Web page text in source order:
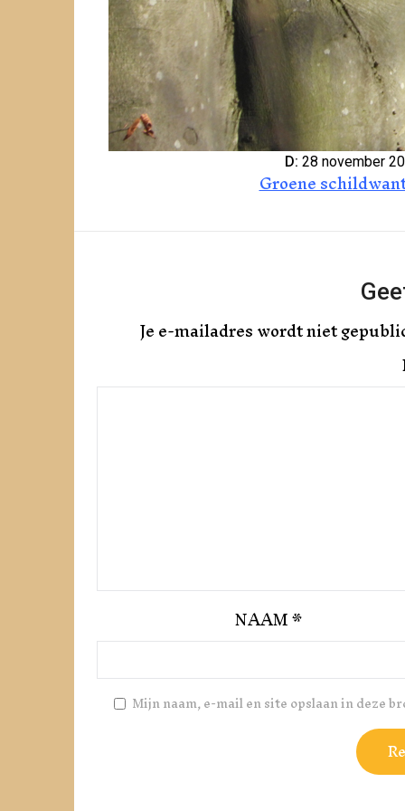
D: 28 november
Groene
Je e-mailadres wordt niet
NAAM*
Mijn naam, e-mail en site opslaan in deze